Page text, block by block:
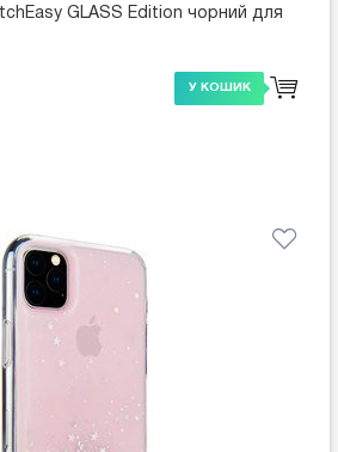
GLASS Edition чорний для
У КОШИК